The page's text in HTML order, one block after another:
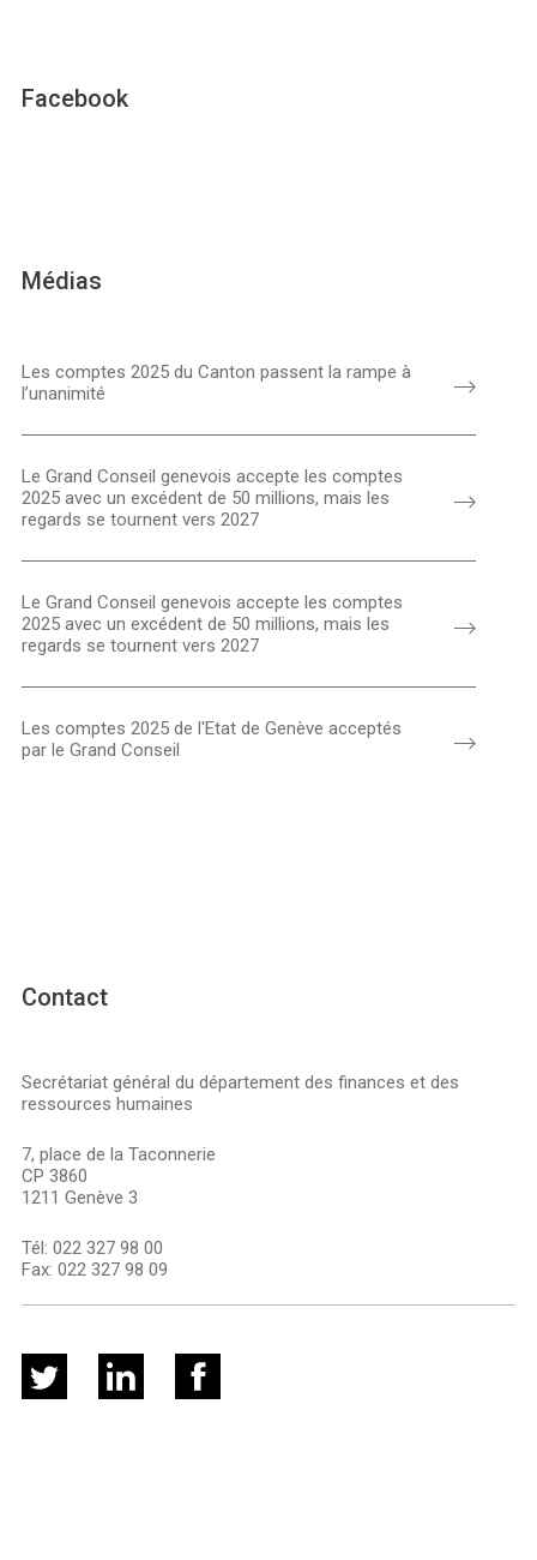
Facebook
Médias
Les comptes 2025 du Canton passent la rampe à
l’unanimité
Le Grand Conseil genevois accepte les comptes
2025 avec un excédent de 50 millions, mais les
regards se tournent vers 2027
Le Grand Conseil genevois accepte les comptes
2025 avec un excédent de 50 millions, mais les
regards se tournent vers 2027
Les comptes 2025 de l'Etat de Genève acceptés
par le Grand Conseil
Contact
Secrétariat général du département des finances et des
ressources humaines
7, place de la Taconnerie
CP 3860
1211 Genève 3
Tél: 022 327 98 00
Fax: 022 327 98 09